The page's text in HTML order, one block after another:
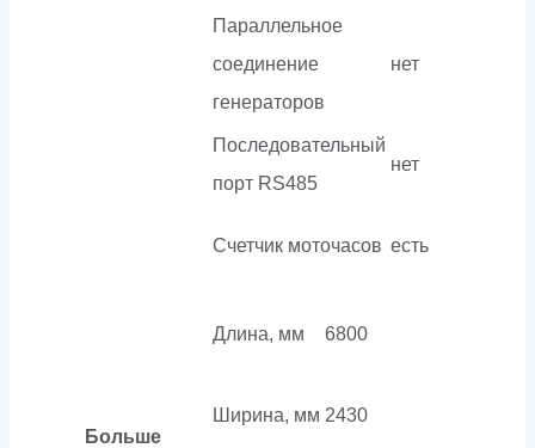
Параллельное
соединение
генераторов
нет
Последовательный
порт RS485
нет
Счетчик моточасов есть
Больше
Длина, мм 6800
Ширина, мм 2430